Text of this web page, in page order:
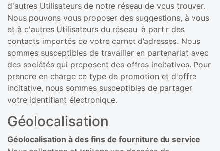
d'autres Utilisateurs de notre réseau de vous trouver.
Nous pouvons vous proposer des suggestions, à vous
et à d'autres Utilisateurs du réseau, à partir des
contacts importés de votre carnet d’adresses. Nous
sommes susceptibles de travailler en partenariat avec
des sociétés qui proposent des offres incitatives. Pour
prendre en charge ce type de promotion et d'offre
incitative, nous sommes susceptibles de partager
votre identifiant électronique.
Géolocalisation
Géolocalisation à des fins de fourniture du service